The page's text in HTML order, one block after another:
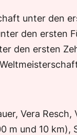
unter den
den ersten
den ersten
Vera
m und 10 km),